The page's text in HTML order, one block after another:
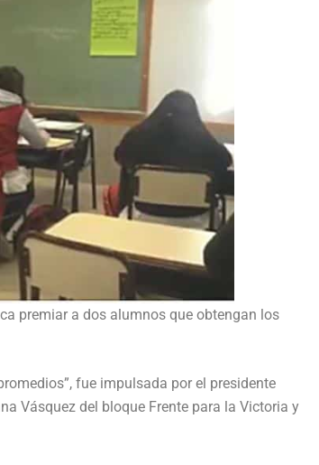
premiar a dos alumnos que obtengan los
fue impulsada por el presidente
Vásquez del bloque Frente para la Victoria y